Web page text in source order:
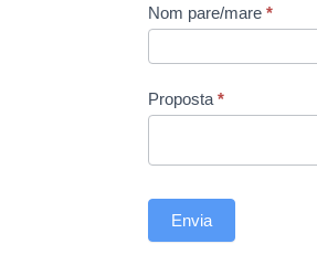
Escola
de
families
Propostes
Nom pare/mare*
Proposta*
Envia